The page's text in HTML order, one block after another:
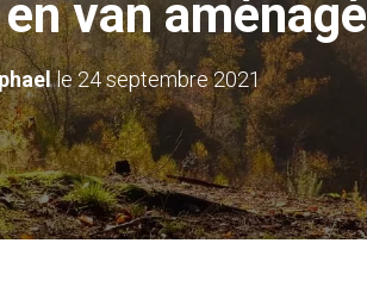
van aménagé
le24 septembre 2021